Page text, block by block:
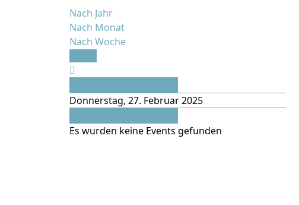
Nach Jahr
Nach Monat
Nach Woche
Donnerstag, 27. Februar 2025
Es wurden keine Events gefunden